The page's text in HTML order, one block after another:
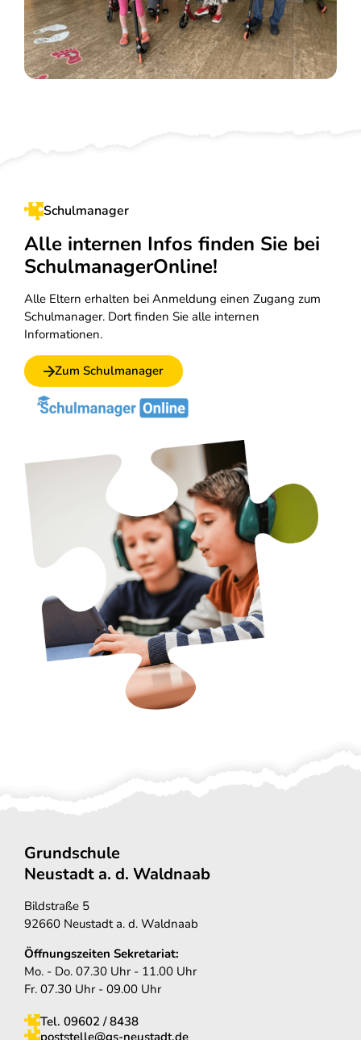
Schulmanager
Alle internen Infos finden Sie bei
SchulmanagerOnline!
Alle Eltern erhalten bei Anmeldung einen Zugang zum
Schulmanager. Dort finden Sie alle internen
Informationen.
Zum Schulmanager
Grundschule
Neustadt a. d. Waldnaab
Bildstraße 5
92660 Neustadt a. d. Waldnaab
Öffnungszeiten Sekretariat:
Mo. - Do. 07.30 Uhr - 11.00 Uhr
Fr. 07.30 Uhr - 09.00 Uhr
Tel. 09602 / 8438
poststelle@gs-neustadt.de